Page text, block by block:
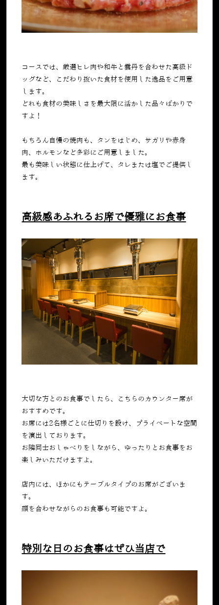
コースでは、厳選ヒレ肉や和牛と雲丹を合わせた高級ド
ッグなど、こだわり抜いた食材を使用した逸品をご用意
します。
どれも食材の美味しさを最大限に活かした品々ばかりで
すよ！
もちろん自慢の焼肉も、タンをはじめ、サガリや赤身
肉、ホルモンなど多彩にご用意しました。
最も美味しい状態に仕上げて、タレまたは塩でご提供し
ます。
高級感あふれるお席で優雅にお食事
大切な方とのお食事でしたら、こちらのカウンター席が
おすすめです。
お席には2名様ごとに仕切りを設け、プライベートな空間
を演出しております。
お隣同士おしゃべりをしながら、ゆったりとお食事をお
楽しみいただけますよ。
店内には、ほかにもテーブルタイプのお席がございま
す。
顔を合わせながらのお食事も可能ですよ。
特別な日のお食事はぜひ当店で